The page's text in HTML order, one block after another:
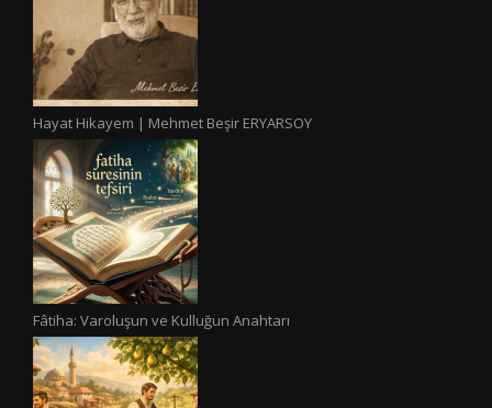
Hayat Hikayem | Mehmet Beşir ERYARSOY
Fâtiha: Varoluşun ve Kulluğun Anahtarı